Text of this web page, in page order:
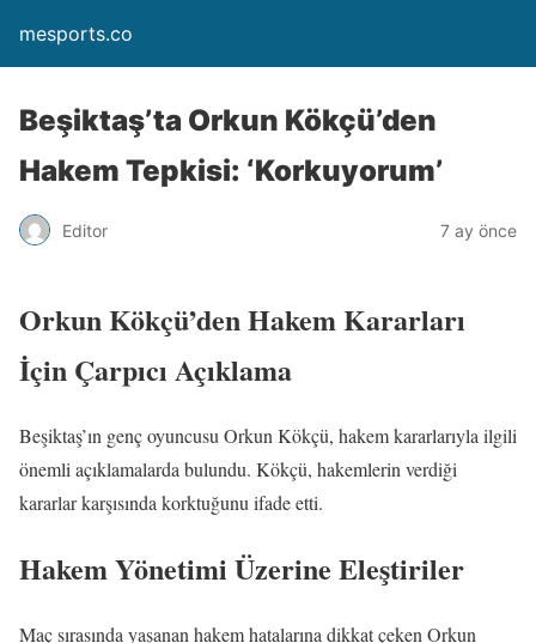
mesports.co
Beşiktaş’ta Orkun Kökçü’den
Hakem Tepkisi: ‘Korkuyorum’
Editor 7 ay önce
Orkun Kökçü’den Hakem Kararları
İçin Çarpıcı Açıklama
Beşiktaş’ın genç oyuncusu Orkun Kökçü, hakem kararlarıyla ilgili
önemli açıklamalarda bulundu. Kökçü, hakemlerin verdiği
kararlar karşısında korktuğunu ifade etti.
Hakem Yönetimi Üzerine Eleştiriler
Maç sırasında yaşanan hakem hatalarına dikkat çeken Orkun